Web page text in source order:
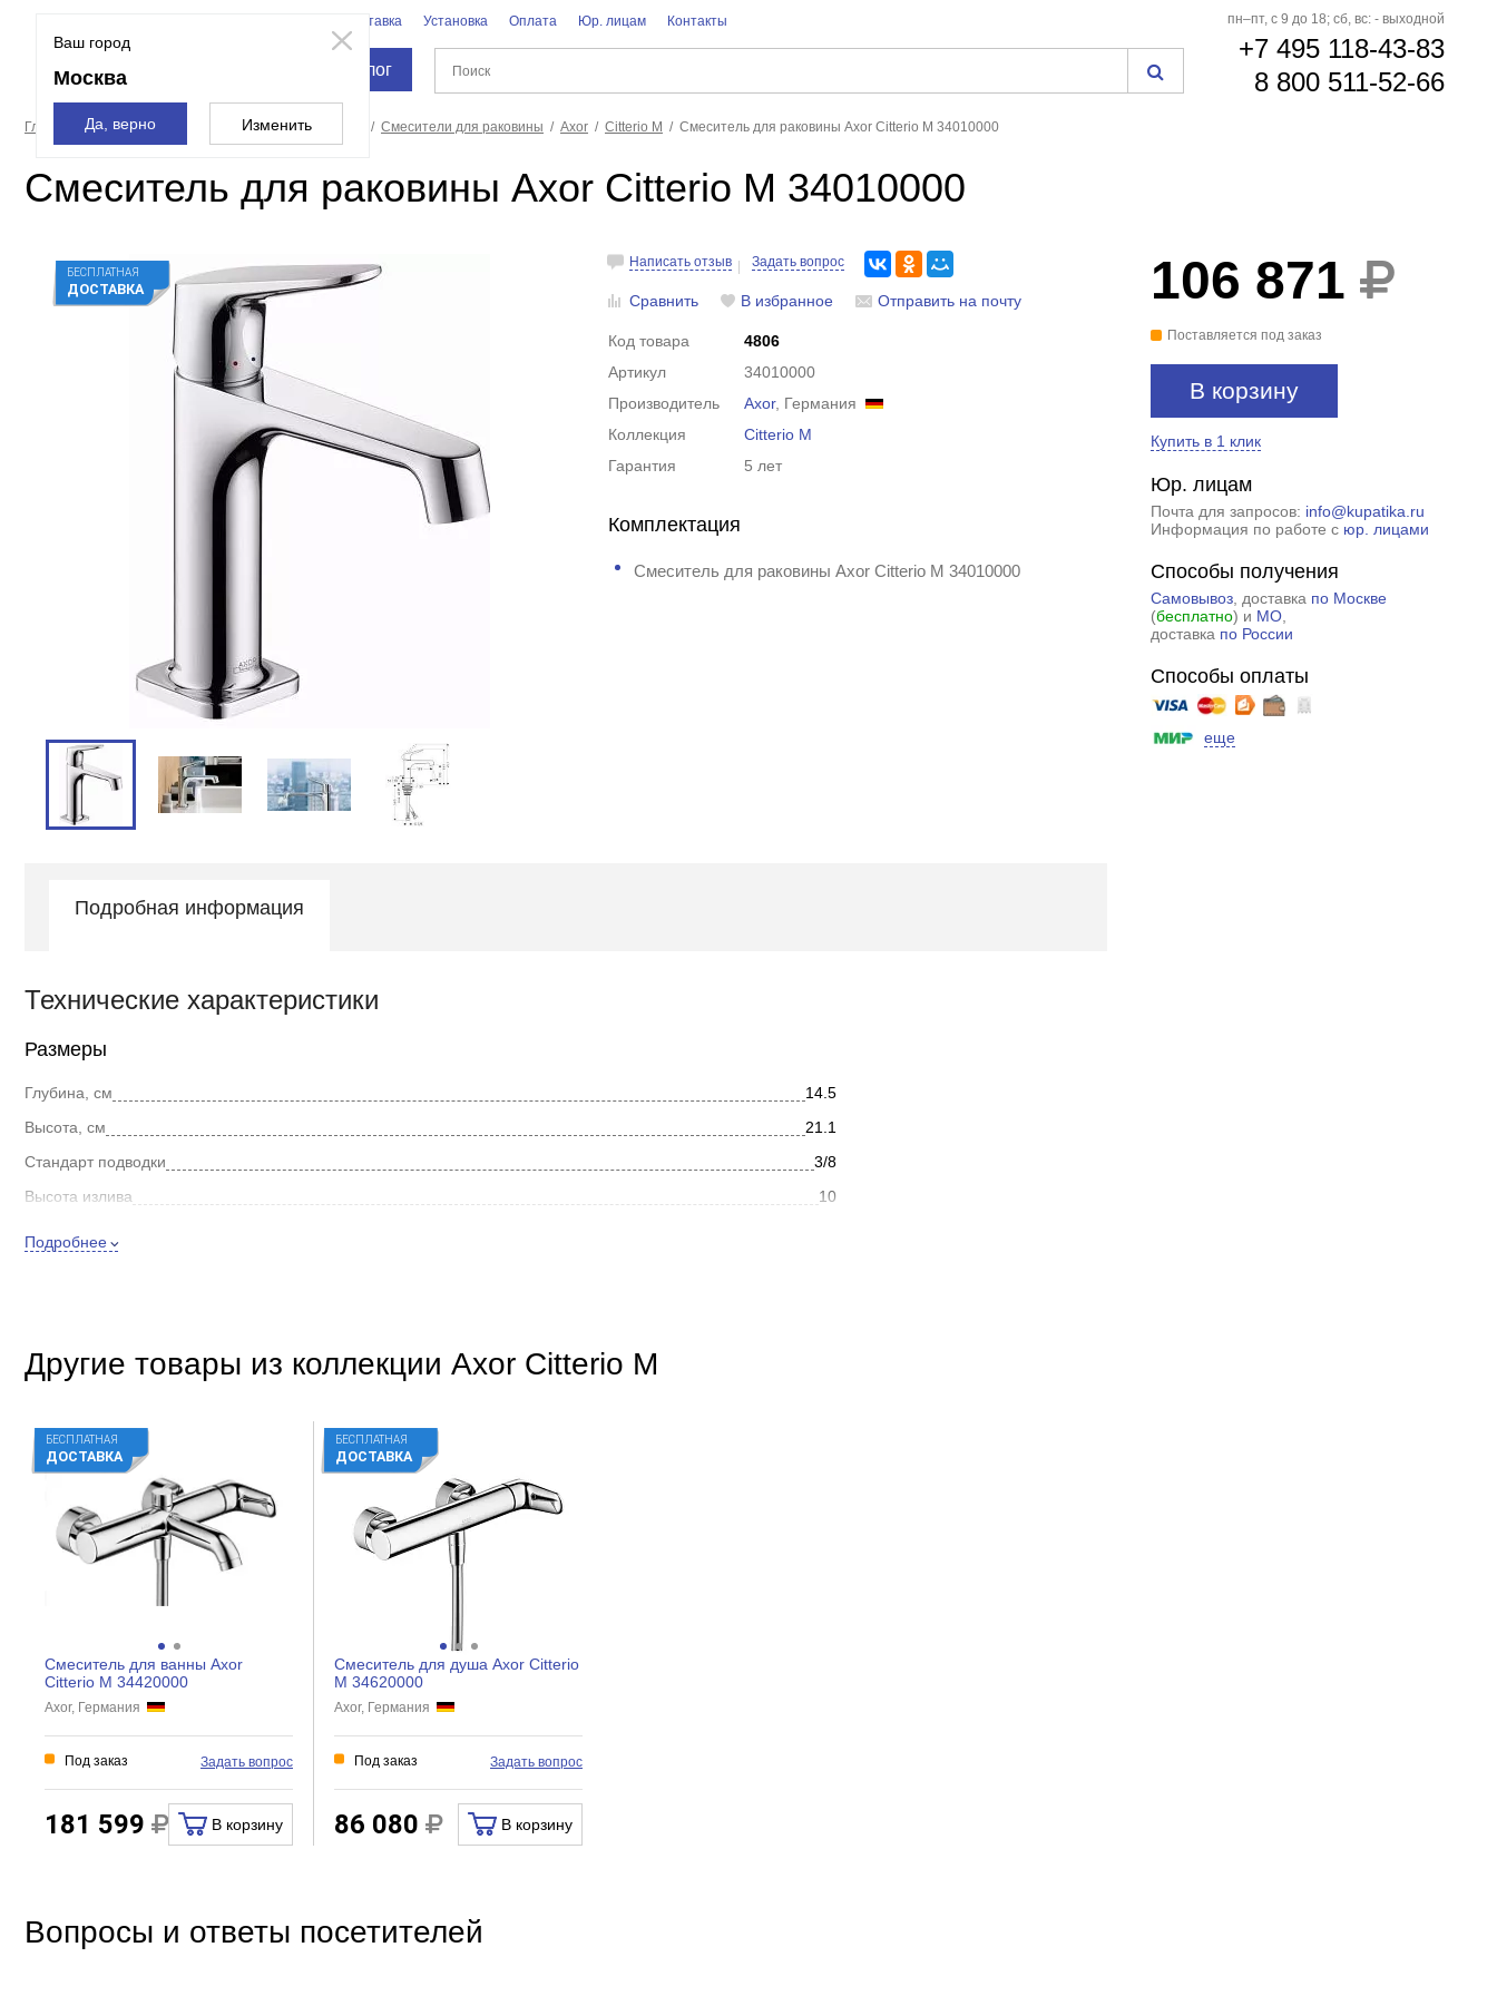
Ваш город
Москва
Да, верно Изменить
Доставка Установка Оплата Юр. лицам Контакты
Каталог
пн–пт, с 9 до 18; сб, вс: - выходной
+7 495 118-43-83
8 800 511-52-66
Главная страница Смесители и души Смесители Смесители для раковины Axor Citterio M Смеситель для раковины Axor Citterio M 34010000
Смеситель для раковины Axor Citterio M 34010000
БЕСПЛАТНАЯ
ДОСТАВКА
Написать отзыв Задать вопрос
Сравнить В избранное Отправить на почту
Код товара
4806
Артикул
34010000
Производитель
Axor, Германия
Коллекция
Citterio M
Гарантия
5 лет
Комплектация
Смеситель для раковины Axor Citterio M 34010000
106 871
Поставляется под заказ
В корзину
Купить в 1 клик
Юр. лицам
Почта для запросов: info@kupatika.ru
Информация по работе с юр. лицами
Способы получения
Самовывоз, доставка по Москве
(бесплатно) и МО,
доставка по России
Способы оплаты
еще
Подробная информация
Технические характеристики
Размеры
Глубина, см
14.5
Высота, см
21.1
Стандарт подводки
3/8
Высота излива
10
Стиль
Покрытие
Форма
Особенности
Кол-во отверстий для монтажа
Экономия воды
Защита от обратного потока
Тип подводки
Донный клапан
Подробнее
Другие товары из коллекции Axor Citterio M
БЕСПЛАТНАЯ
ДОСТАВКА
Смеситель для ванны Axor
Citterio M 34420000
Axor, Германия
Под заказ Задать вопрос
181 599 В корзину
БЕСПЛАТНАЯ
ДОСТАВКА
Смеситель для душа Axor Citterio
M 34620000
Axor, Германия
Под заказ Задать вопрос
86 080 В корзину
Вопросы и ответы посетителей